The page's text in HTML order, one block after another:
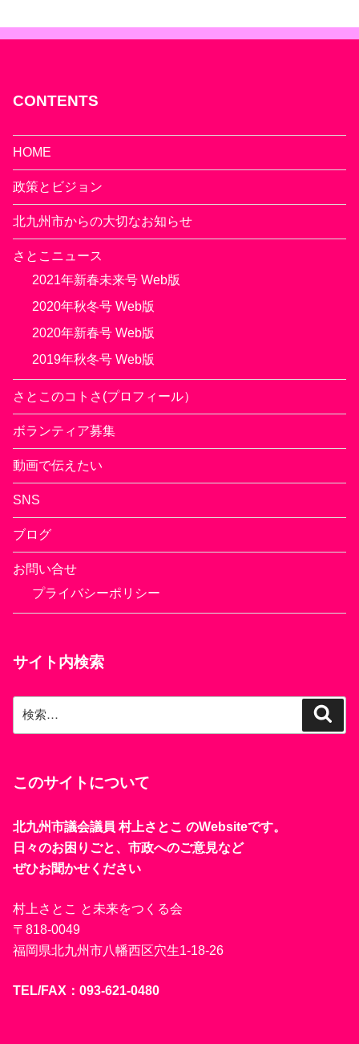
CONTENTS
HOME
政策とビジョン
北九州市からの大切なお知らせ
さとこニュース
2021年新春未来号 Web版
2020年秋冬号 Web版
2020年新春号 Web版
2019年秋冬号 Web版
さとこのコトさ(プロフィール）
ボランティア募集
動画で伝えたい
SNS
ブログ
お問い合せ
プライバシーポリシー
サイト内検索
検
このサイトについて
北九州市議会議員 村上さとこ のWebsiteです。
日々のお困りごと、市政へのご意見など
ぜひお聞かせください
村上さとこ と未来をつくる会
〒818-0049
福岡県北九州市八幡西区穴生1-18-26
TEL/FAX：093-621-0480